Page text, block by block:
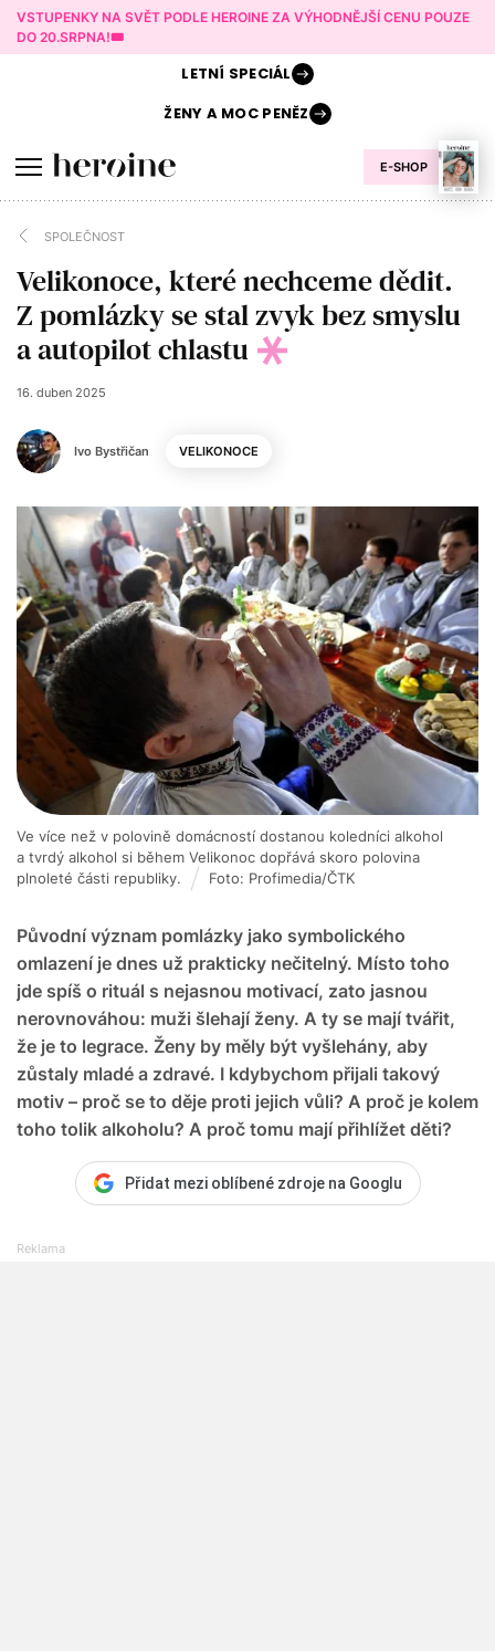
VSTUPENKY NA SVĚT PODLE HEROINE ZA VÝHODNĚJŠÍ CENU POUZE
DO 20.SRPNA!🎟️
E-SHOP
LETNÍ SPECIÁL
ŽENY AMOC PENĚZ
SPOLEČNOST
Velikonoce, které nechceme dědit.
Z pomlázky se stal zvyk bez smyslu
a autopilot chlastu
Ivo Bystřičan
16. duben 2025
VELIKONOCE
Původní význam pomlázky jako symbolického
omlazení je dnes už prakticky nečitelný. Místo toho
jde spíš o rituál s nejasnou motivací, zato jasnou
nerovnováhou: muži šlehají ženy. A ty se mají tvářit,
že je to legrace. Ženy by měly být vyšlehány, aby
zůstaly mladé a zdravé. I kdybychom přijali takový
motiv – proč se to děje proti jejich vůli? A proč je kolem
toho tolik alkoholu? A proč tomu mají přihlížet děti?
Ve více než v polovině domácností dostanou koledníci alkohol
a tvrdý alkohol si během Velikonoc dopřává skoro polovina
plnoleté části republiky.
Foto: Profimedia/ČTK
Přidat mezi oblíbené zdroje na Googlu